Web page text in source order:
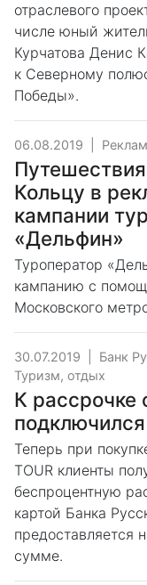
отраслевого
числе юный
Курчатова Денис
к Северному
Победы».
06.08.2019
Кольцу в
кампании
«Дельфин»
Туроператор
кампанию с
Московского
30.07.2019 Банк
Туризм, отдых
К рассрочке
Теперь при
TOUR клиенты
беспроцентную
картой Банка
предоставляется
сумме.